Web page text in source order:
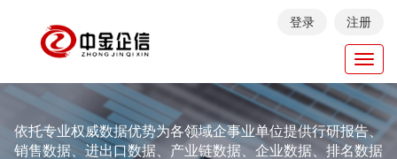
登录 注册
依托专业权威数据优势为各领域企事业单位提供行研报告、
销售数据、进出口数据、产业链数据、企业数据、排名数据